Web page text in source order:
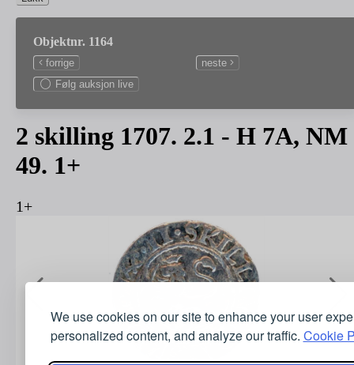
We use cookies on our site to enhance your user
personalized content, and analyze our traffic. Cookie
Objektnr. 1164
forrige
neste
Følg auksjon live
2 skilling 1707. 2.1 - H 7A, NM
49. 1+
1+